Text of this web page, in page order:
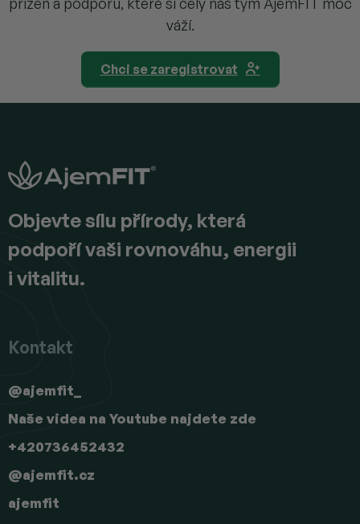
váží.
Chci se zaregistrovat
Objevte sílu přírody, která
podpoří vaši rovnováhu, energii
i vitalitu.
Kontakt
ajemfit
@ajemfit.cz
+420736452432
Naše videa na Youtube najdete zde
@ajemfit_